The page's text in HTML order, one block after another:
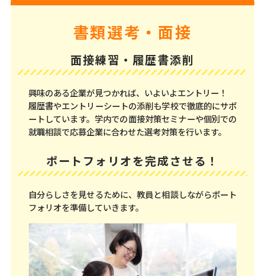
書類選考・面接
面接練習・履歴書添削
興味のある企業が見つかれば、いよいよエントリー！
履歴書やエントリーシートの添削も学校で徹底的にサポ
ートしています。学内での面接対策セミナーや個別での
就職相談で応募企業に合わせた選考対策を行います。
ポートフォリオを完成させる！
自分らしさを見せるために、教員と相談しながらポート
フォリオを準備していきます。